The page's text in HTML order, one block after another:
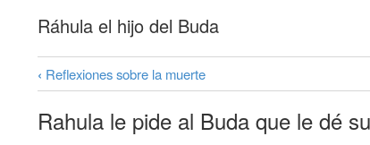
enlaces
de
ayuda
a
Ráhula el hijo del Buda
Enlaces
transversales
de
‹ Reflexiones sobre la muerte
Rahula le pide al Buda que le dé